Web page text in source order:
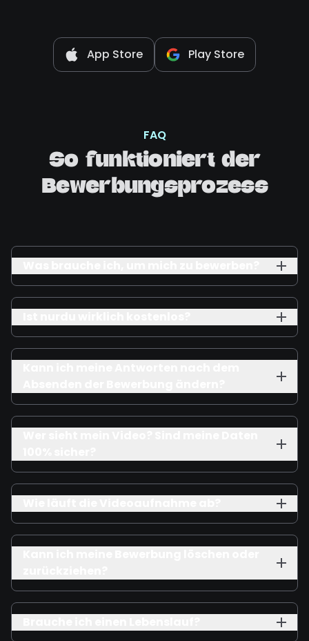
App Store Play Store
FAQ
So funktioniert der
Bewerbungsprozess